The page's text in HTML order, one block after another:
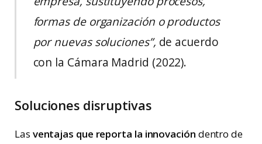
formas de organización o productos
por nuevas soluciones”, de acuerdo
con la Cámara Madrid (2022).
Soluciones disruptivas
Las ventajas que reporta la innovación dentro de